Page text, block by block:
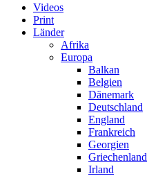
Videos
Print
Länder
Afrika
Europa
Balkan
Belgien
Dänemark
Deutschland
England
Frankreich
Georgien
Griechenland
Irland